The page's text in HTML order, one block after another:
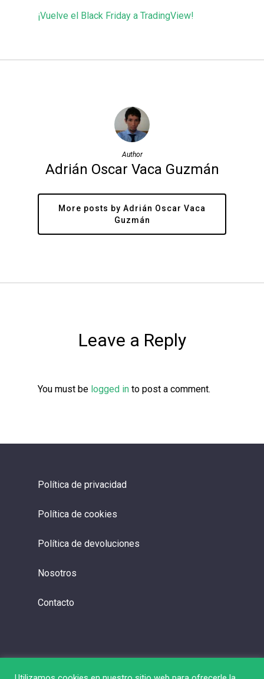
¡Vuelve el Black Friday a TradingView!
Author
Adrián Oscar Vaca Guzmán
More posts by Adrián Oscar Vaca
Guzmán
Leave a Reply
You must be logged in to post a comment.
Política de privacidad
Política de cookies
Política de devoluciones
Nosotros
Contacto